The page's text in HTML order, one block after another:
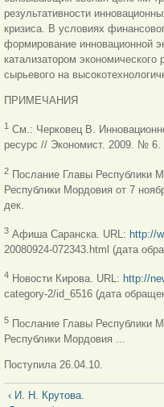
результативности
кризиса. В условиях
формирование инновационной
катализатором
сырьевого на
ПРИМЕЧАНИЯ
1 См.: Черковец В.
ресурс // Экономист. 2009. №
2 Послание Главы Республики
Республики Мордовия от 7
дек.
3 Афиша Саранска. URL: http://
20080924-072343.html (дата
4 Новости Кирова. URL: http://
category-2/id_6516 (дата
5 Послание Главы Республики
Республики Мордовия ...
Поступила 26.04.10.
‹ И. Н. Крутова.